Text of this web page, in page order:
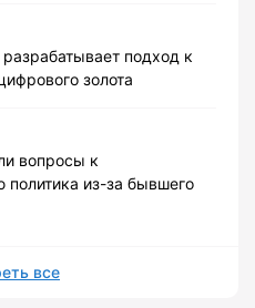
подход к
золота
вопросы к
политика из-за бывшего
все